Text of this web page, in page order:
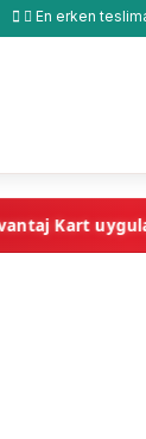
En erken
Avantaj